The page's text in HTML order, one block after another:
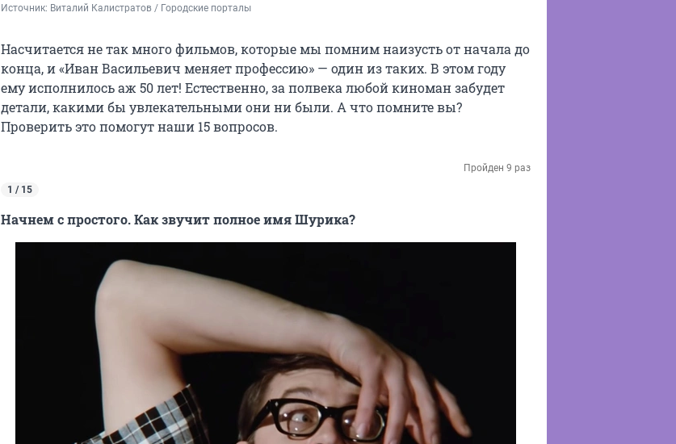
Источник: Виталий Калистратов / Городские порталы
Насчитается не так много фильмов, которые мы помним наизусть от начала до
конца, и «Иван Васильевич меняет профессию» — один из таких. В этом году
ему исполнилось аж 50 лет! Естественно, за полвека любой киноман забудет
детали, какими бы увлекательными они ни были. А что помните вы?
Проверить это помогут наши 15 вопросов.
Пройден 9 раз
1 / 15
Начнем с простого. Как звучит полное имя Шурика?